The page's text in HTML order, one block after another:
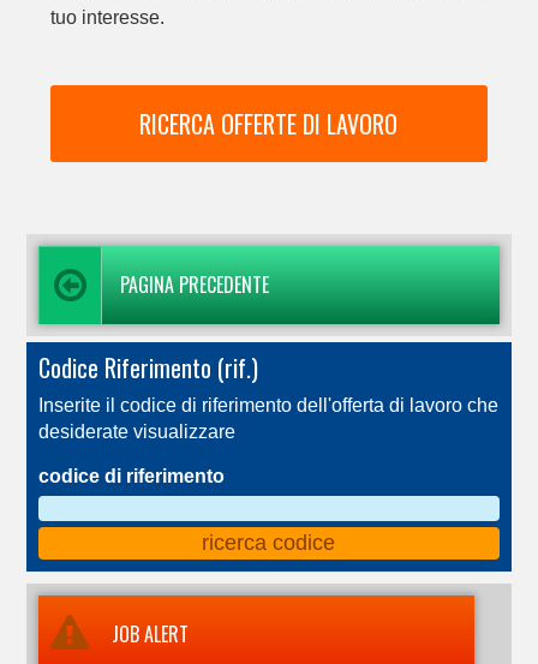
tuo interesse.
RICERCA OFFERTE DI LAVORO
PAGINA PRECEDENTE
Codice Riferimento (rif.)
Inserite il codice di riferimento dell'offerta di lavoro che
desiderate visualizzare
codice di riferimento
JOB ALERT